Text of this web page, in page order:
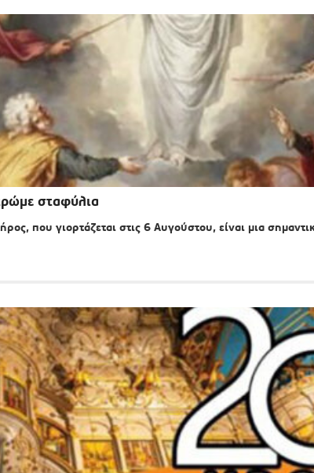
σταφύλια
που γιορτάζεται στις 6 Αυγούστου, είναι μια